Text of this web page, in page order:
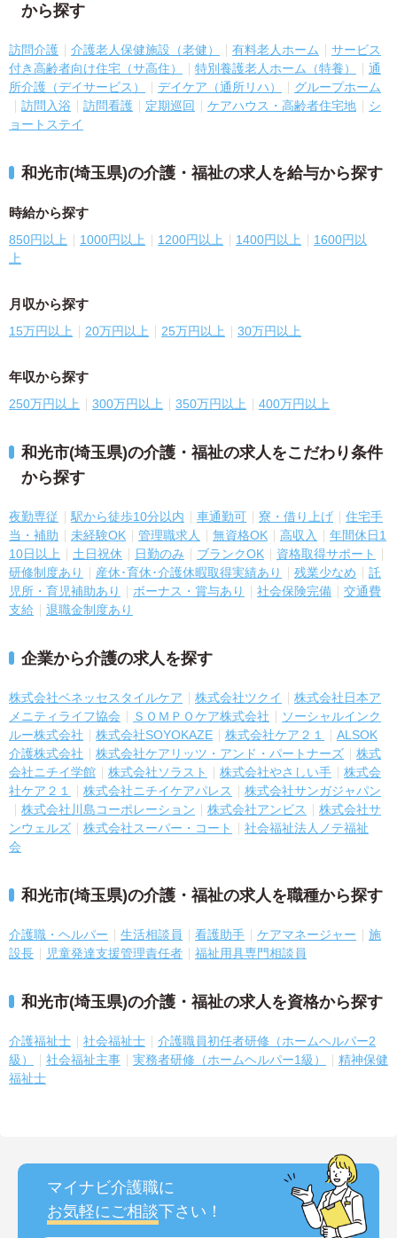
から探す
訪問介護 介護老人保健施設（老健） 有料老人ホーム
サービス
付き高齢者向け住宅（サ高住）
特別養護老人ホーム（特養）
通
所介護（デイサービス）
デイケア（通所リハ）
グループホーム
訪問入浴
訪問看護 定期巡回 ケアハウス・高齢者住宅地
シ
ョートステイ
和光市(埼玉県)の介護・福祉の求人を給与から探す
時給から探す
850円以上 1000円以上 1200円以上 1400円以上
1600円以
上
月収から探す
15万円以上 20万円以上 25万円以上 30万円以上
年収から探す
250万円以上 300万円以上 350万円以上 400万円以上
和光市(埼玉県)の介護・福祉の求人をこだわり条件
から探す
夜勤専従 駅から徒歩10分以内 車通勤可 寮・借り上げ
住宅手
当・補助
未経験OK 管理職求人 無資格OK 高収入
年間休日1
10日以上
土日祝休 日勤のみ ブランクOK
資格取得サポート
研修制度あり
産休･育休･介護休暇取得実績あり 残業少なめ
託
児所・育児補助あり
ボーナス・賞与あり 社会保険完備
交通費
支給
退職金制度あり
企業から介護の求人を探す
株式会社ベネッセスタイルケア 株式会社ツクイ
株式会社日本ア
メニティライフ協会
ＳＯＭＰＯケア株式会社
ソーシャルインク
ルー株式会社
株式会社SOYOKAZE 株式会社ケア２１
ALSOK
介護株式会社
株式会社ケアリッツ・アンド・パートナーズ
株式
会社ニチイ学館
株式会社ソラスト 株式会社やさしい手
株式会
社ケア２１
株式会社ニチイケアパレス
株式会社サンガジャパン
株式会社川島コーポレーション
株式会社アンビス
株式会社サ
ンウェルズ
株式会社スーパー・コート
社会福祉法人ノテ福祉
会
和光市(埼玉県)の介護・福祉の求人を職種から探す
介護職・ヘルパー 生活相談員 看護助手 ケアマネージャー
施
設長
児童発達支援管理責任者 福祉用具専門相談員
和光市(埼玉県)の介護・福祉の求人を資格から探す
介護福祉士 社会福祉士
介護職員初任者研修（ホームヘルパー2
級）
社会福祉主事 実務者研修（ホームヘルパー1級）
精神保健
福祉士
マイナビ介護職に
お気軽にご相談下さい！